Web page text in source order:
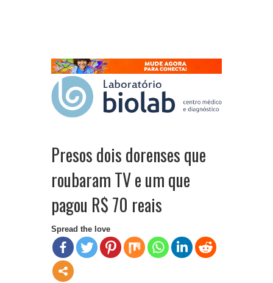
Presos dois dorenses que
roubaram TV e um que
pagou R$ 70 reais
Spread the love